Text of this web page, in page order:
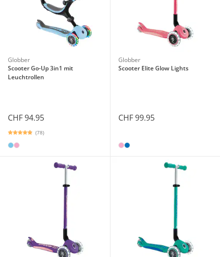
Globber
Scooter Go-Up 3in1 mit
Leuchtrollen
CHF 94.95
(78)
Globber
Scooter Elite Glow Lights
CHF 99.95